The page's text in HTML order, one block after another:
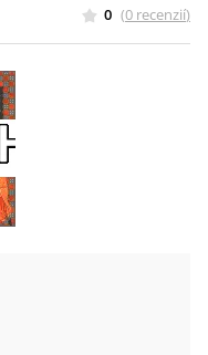
0 (0 recenzií)